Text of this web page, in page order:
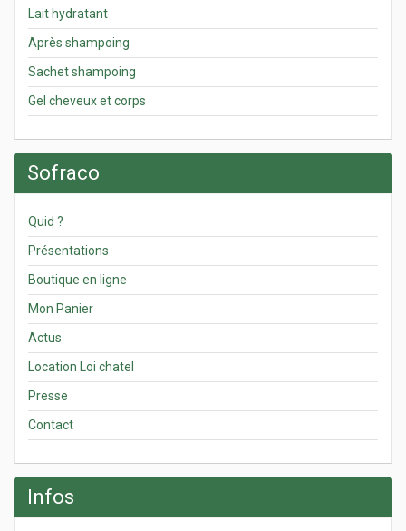
Lait hydratant
Après shampoing
Sachet shampoing
Gel cheveux et corps
Sofraco
Quid ?
Présentations
Boutique en ligne
Mon Panier
Actus
Location Loi chatel
Presse
Contact
Infos